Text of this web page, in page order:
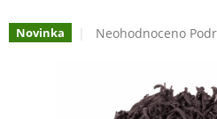
Novinka
Průměrné
Neohodnoceno